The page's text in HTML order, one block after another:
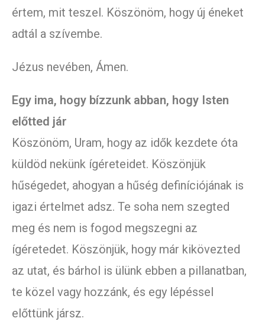
értem, mit teszel. Köszönöm, hogy új éneket
adtál a szívembe.
Jézus nevében, Ámen.
Egy ima, hogy bízzunk abban, hogy Isten
előtted jár
Köszönöm, Uram, hogy az idők kezdete óta
küldöd nekünk ígéreteidet. Köszönjük
hűségedet, ahogyan a hűség definíciójának is
igazi értelmet adsz. Te soha nem szegted
meg és nem is fogod megszegni az
ígéretedet. Köszönjük, hogy már kikövezted
az utat, és bárhol is ülünk ebben a pillanatban,
te közel vagy hozzánk, és egy lépéssel
előttünk jársz.